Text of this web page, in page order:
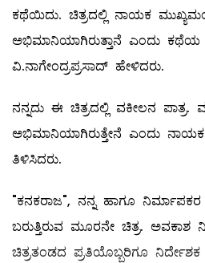
ಕಥೆಯಿದು. ಚಿತ್ರದಲ್ಲಿ ನಾಯಕ
ಅಭಿಮಾನಿಯಾಗಿರುತ್ತಾನೆ ಎಂದು ಕಥೆಯ
ವಿ.ನಾಗೇಂದ್ರಪ್ರಸಾದ್ ಹೇಳಿದರು. ‌‌‌‌
ನನ್ನದು ಈ ಚಿತ್ರದಲ್ಲಿ ವಕೀಲನ
ಅಭಿಮಾನಿಯಾಗಿರುತ್ತೇನೆ ಎಂದು
ತಿಳಿಸಿದರು.
"ಕನಕರಾಜ", ನನ್ನ ಹಾಗೂ
ಬರುತ್ತಿರುವ ಮೂರನೇ ಚಿತ್ರ.
ಚಿತ್ರತಂಡದ ಪ್ರತಿಯೊಬ್ಬರಿಗೂ